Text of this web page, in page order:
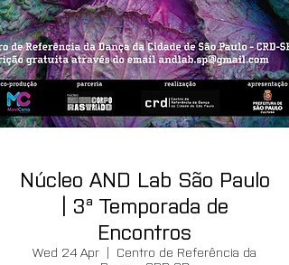
Núcleo AND Lab São Paulo
| 3ª Temporada de
Encontros
Wed 24 Apr
  |
Centro de Referência da